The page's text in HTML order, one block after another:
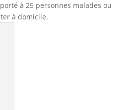
à 25 personnes malades ou
à domicile.